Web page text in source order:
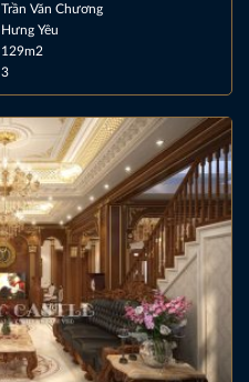
Trần Văn Chương
Hưng Yêu
129m2
3